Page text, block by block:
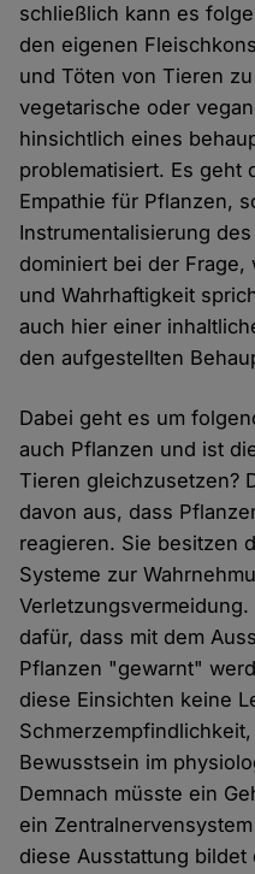
schließlich kann es
den eigenen
und Töten von Tieren
vegetarische oder
hinsichtlich eines
problematisiert. Es geht
Empathie für Pflanzen,
Instrumentalisierung
dominiert bei der
und Wahrhaftigkeit
auch hier einer
den aufgestellten
Dabei geht es um
auch Pflanzen und ist
Tieren gleichzusetzen?
davon aus, dass
reagieren. Sie besitzen
Systeme zur
dafür, dass mit dem
Pflanzen "gewarnt"
diese Einsichten keine
Bewusstsein im
Demnach müsste ein
ein
diese Ausstattung bildet